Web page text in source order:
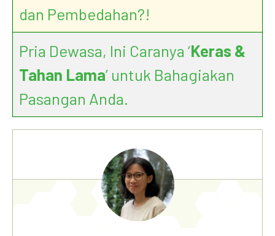
dan Pembedahan?!
Pria Dewasa, Ini Caranya ‘Keras &
Tahan Lama’ untuk Bahagiakan
Pasangan Anda.